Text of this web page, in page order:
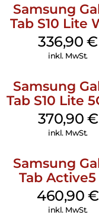
Samsung
Tab S10 Lite
128 GB
336,90€
inkl. MwSt.
Samsung
Tab S10 Lite
GB Silver
370,90 €
inkl. MwSt.
Samsung
Tab Active5
Wi-Fi 128 GB
460,90€
inkl. MwSt.